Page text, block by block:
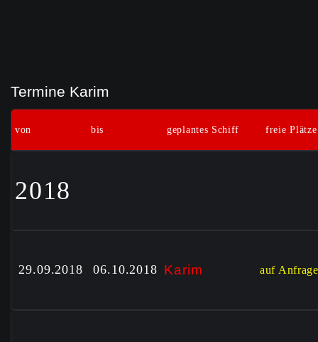
Termine Karim
von bis geplantes Schiff freie Plätze
2018
29.09.2018 06.10.2018 Karim auf Anfrage